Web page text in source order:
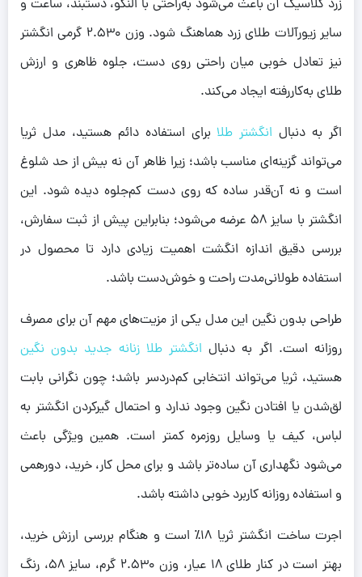
زرد کلاسیک آن باعث می‌شود به‌راحتی با النگو، دستبند، ساعت و
سایر زیورآلات طلای زرد هماهنگ شود. وزن ۲.۵۳۰ گرمی انگشتر
نیز تعادل خوبی میان راحتی روی دست، جلوه ظاهری و ارزش
طلای به‌کاررفته ایجاد می‌کند.
اگر به دنبال انگشتر طلا برای استفاده دائم هستید، مدل ثریا
می‌تواند گزینه‌ای مناسب باشد؛ زیرا ظاهر آن نه بیش از حد شلوغ
است و نه آن‌قدر ساده که روی دست کم‌جلوه دیده شود. این
انگشتر با سایز ۵۸ عرضه می‌شود؛ بنابراین پیش از ثبت سفارش،
بررسی دقیق اندازه انگشت اهمیت زیادی دارد تا محصول در
استفاده طولانی‌مدت راحت و خوش‌دست باشد.
طراحی بدون نگین این مدل یکی از مزیت‌های مهم آن برای مصرف
روزانه است. اگر به دنبال انگشتر طلا زنانه جدید بدون نگین
هستید، ثریا می‌تواند انتخابی کم‌دردسر باشد؛ چون نگرانی بابت
لق‌شدن یا افتادن نگین وجود ندارد و احتمال گیرکردن انگشتر به
لباس، کیف یا وسایل روزمره کمتر است. همین ویژگی باعث
می‌شود نگهداری آن ساده‌تر باشد و برای محل کار، خرید، دورهمی
و استفاده روزانه کاربرد خوبی داشته باشد.
اجرت ساخت انگشتر ثریا ۱۸٪ است و هنگام بررسی ارزش خرید،
بهتر است در کنار طلای ۱۸ عیار، وزن ۲.۵۳۰ گرم، سایز ۵۸، رنگ